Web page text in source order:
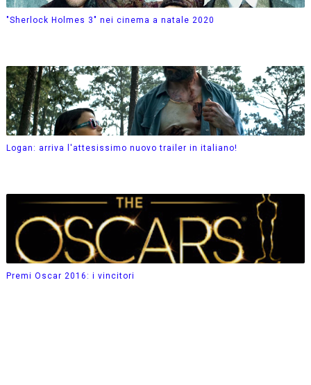
"Sherlock Holmes 3" nei cinema a natale 2020
Logan: arriva l'attesissimo nuovo trailer in italiano!
Premi Oscar 2016: i vincitori